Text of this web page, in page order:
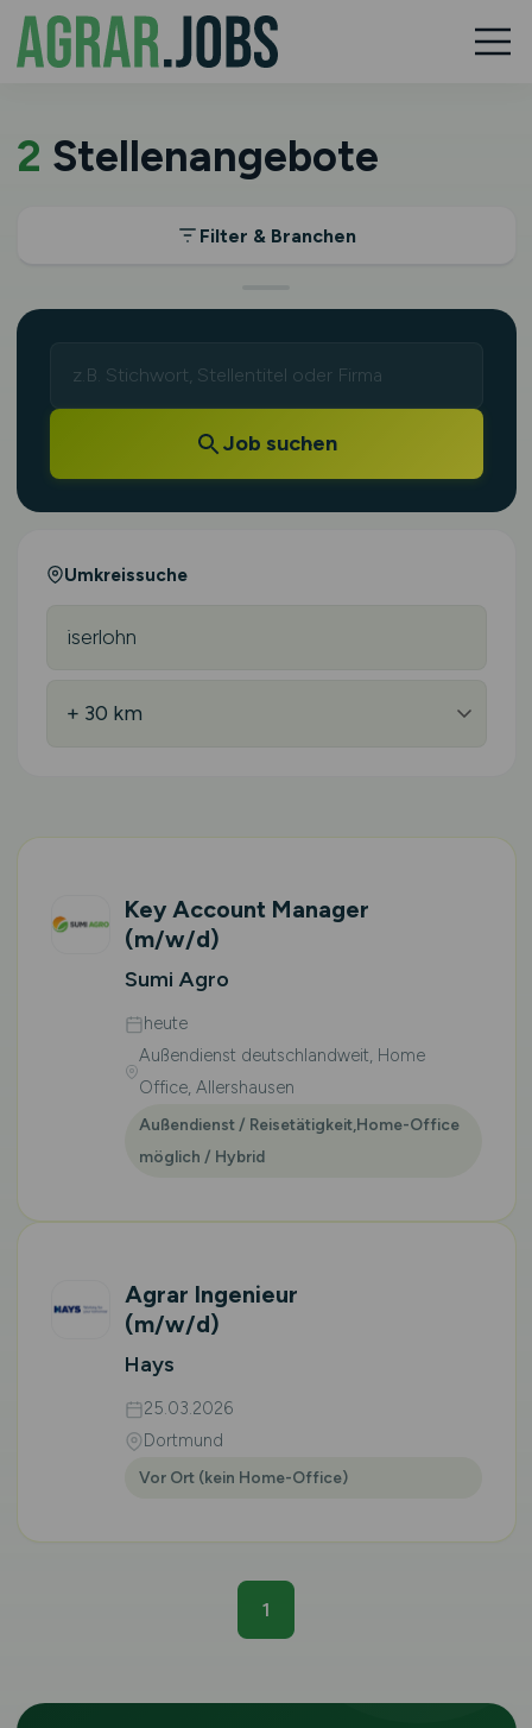
2 Stellenangebote
Filter & Branchen
Job suchen
Umkreissuche
Key Account Manager
(m/w/d)
Sumi Agro
heute
Außendienst deutschlandweit, Home
Office, Allershausen
Außendienst / Reisetätigkeit,Home-Office
möglich / Hybrid
Agrar Ingenieur
(m/w/d)
Hays
25.03.2026
Dortmund
Vor Ort (kein Home-Office)
1